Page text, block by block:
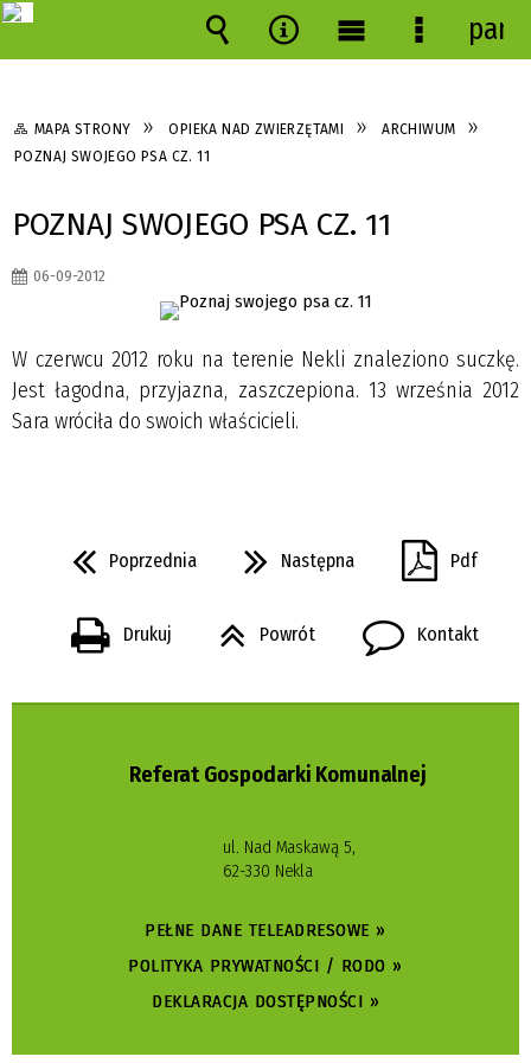
MAPA STRONY OPIEKA NAD ZWIERZĘTAMI
ARCHIWUM
POZNAJ SWOJEGO PSA CZ. 11
POZNAJ SWOJEGO PSA CZ. 11
06-09-2012
W czerwcu 2012 roku na terenie Nekli znaleziono suczkę.
Jest łagodna, przyjazna, zaszczepiona. 13 września 2012
Sara wróciła do swoich właścicieli.
Poprzednia Następna Pdf
Drukuj Powrót Kontakt
Referat Gospodarki Komunalnej
ul. Nad Maskawą 5,
62-330 Nekla
PEŁNE DANE TELEADRESOWE »
POLITYKA PRYWATNOŚCI / RODO »
DEKLARACJA DOSTĘPNOŚCI »
Wyszukiwarka
Narzędzia
MenuMenu